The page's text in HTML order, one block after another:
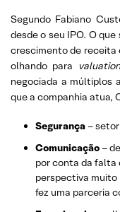
Segundo Fabiano
desde o seu IPO. O
crescimento de receita
olhando para
valuation
negociada a múltiplos
que a companhia atua,
Segurança –
Comunicação –
por conta da falta
perspectiva muito
fez uma parceria